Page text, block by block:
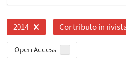
2014 Contributo in
Open Access